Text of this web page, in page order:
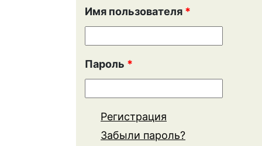
Имя пользователя *
Пароль *
Регистрация
Забыли пароль?